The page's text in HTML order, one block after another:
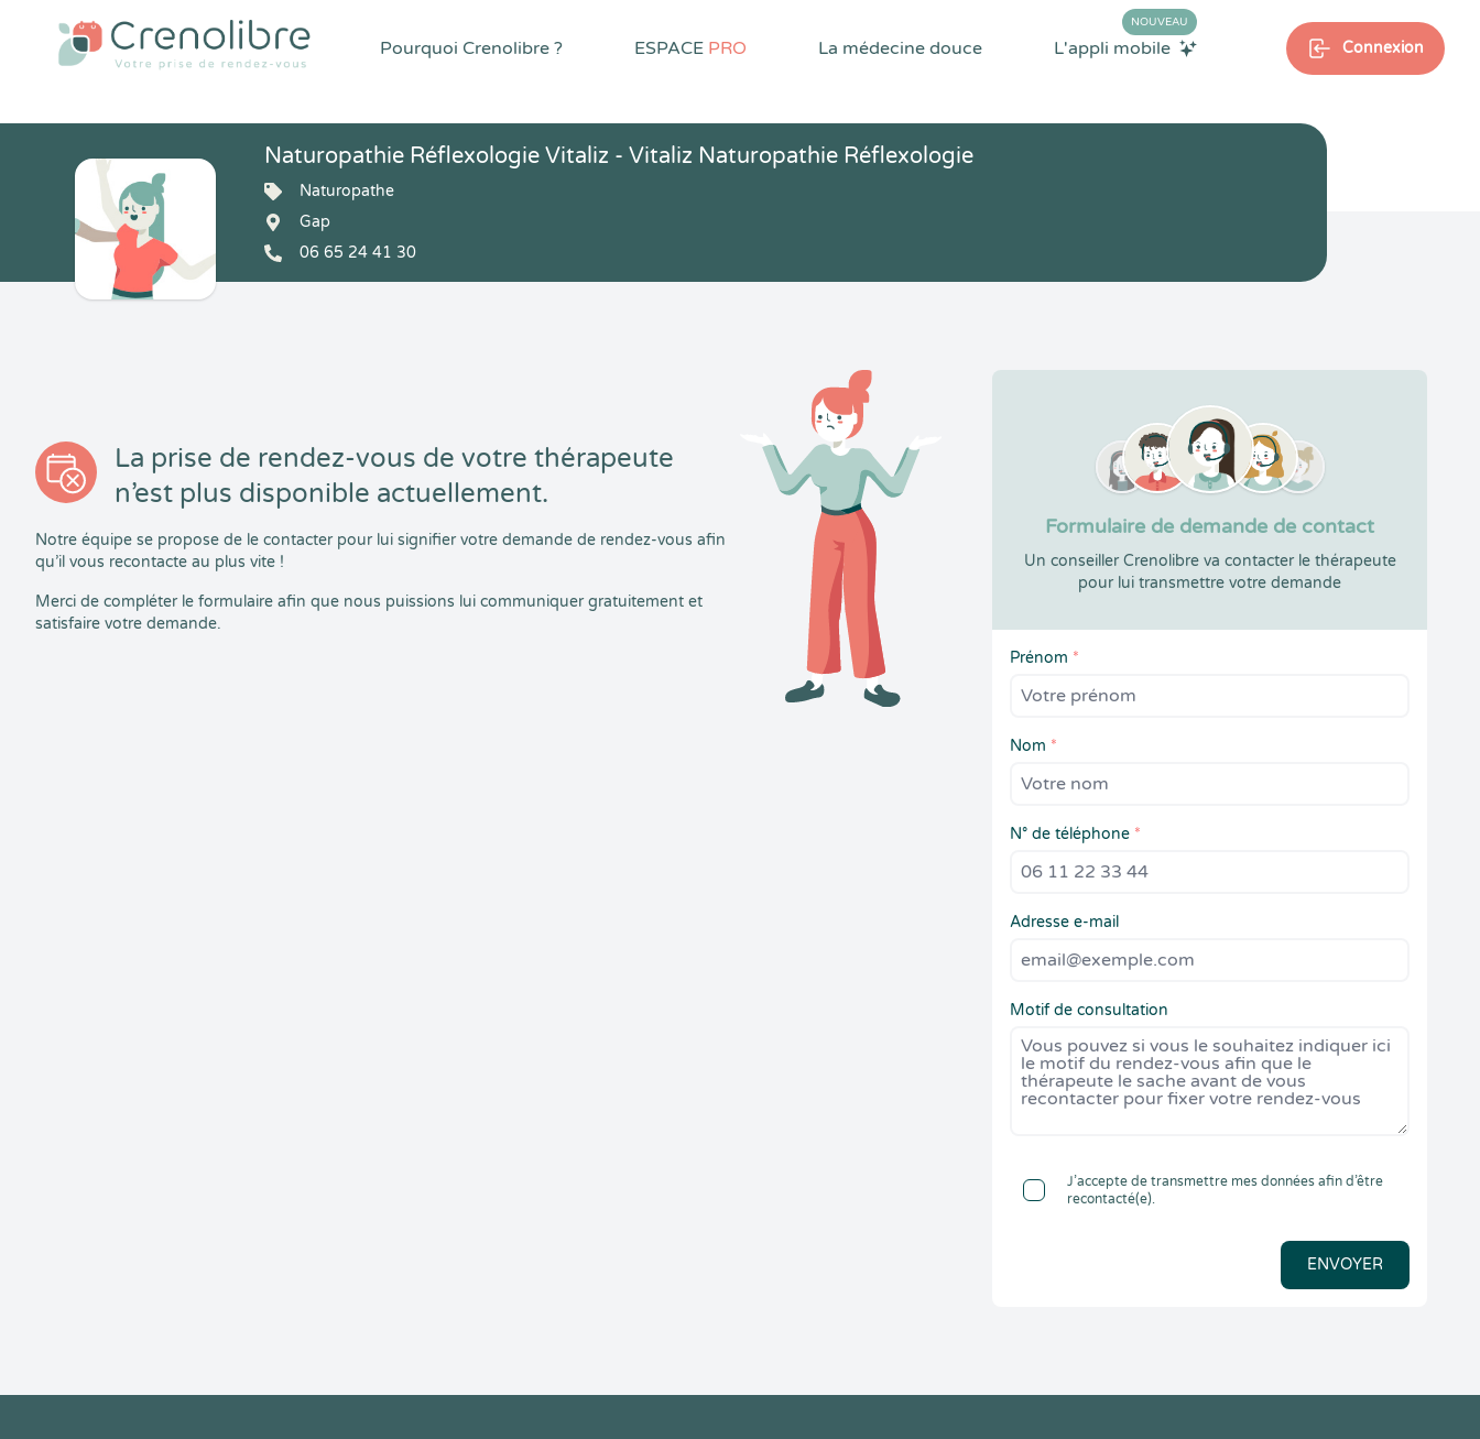
Pourquoi Crenolibre ? ESPACE PRO La médecine douce L'appli mobile
NOUVEAU
Connexion
Naturopathie Réflexologie Vitaliz - Vitaliz Naturopathie Réflexologie
Naturopathe
Gap
06 65 24 41 30
La prise de rendez-vous de votre thérapeute
n’est plus disponible actuellement.
Notre équipe se propose de le contacter pour lui signifier votre demande de rendez-vous afin
qu’il vous recontacte au plus vite !
Merci de compléter le formulaire afin que nous puissions lui communiquer gratuitement et
satisfaire votre demande.
Formulaire de demande de contact
Un conseiller Crenolibre va contacter le thérapeute
pour lui transmettre votre demande
Prénom *
Nom *
N° de téléphone *
Adresse e-mail
Motif de consultation
J’accepte de transmettre mes données afin d’être
recontacté(e).
ENVOYER